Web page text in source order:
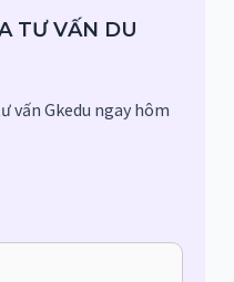
TƯ VẤN DU
vấn Gkedu ngay hôm